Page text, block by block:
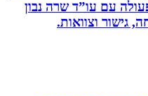
עו”ד שרה נבון
וצוואות.